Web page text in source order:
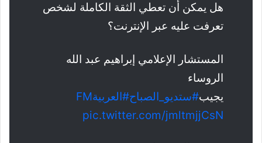
هل يمكن أن تعطي الثقة الكاملة لشخص
تعرفت عليه عبر الإنترنت؟
المستشار الإعلامي إبراهيم عبد الله
الروساء
يجيب#ستديو_الصباح#العربيةFM
pic.twitter.com/jmltmjjCsN